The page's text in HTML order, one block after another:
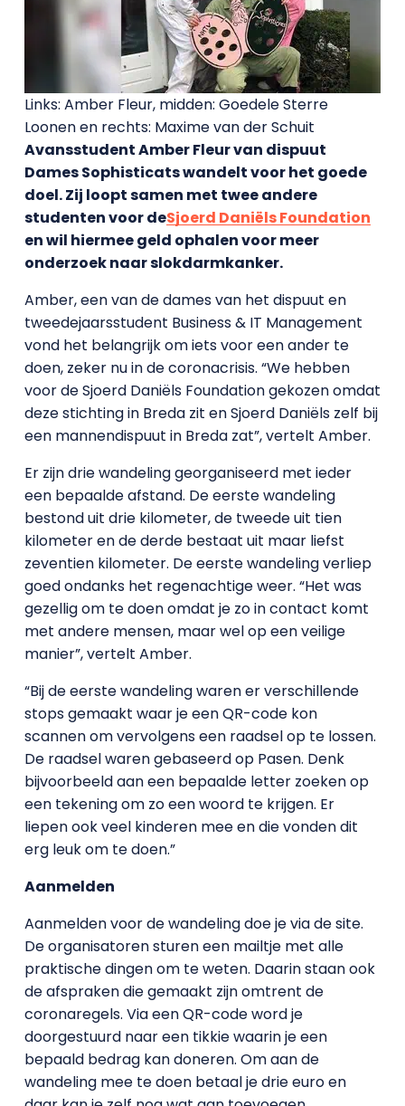
Links: Amber Fleur, midden: Goedele Sterre
Loonen en rechts: Maxime van der Schuit
Avansstudent Amber Fleur van dispuut
Dames Sophisticats wandelt voor het goede
doel. Zij loopt samen met twee andere
studenten voor deSjoerd Daniëls Foundation
en wil hiermee geld ophalen voor meer
onderzoek naar slokdarmkanker.
Amber, een van de dames van het dispuut en
tweedejaarsstudent Business & IT Management
vond het belangrijk om iets voor een ander te
doen, zeker nu in de coronacrisis. “We hebben
voor de Sjoerd Daniëls Foundation gekozen omdat
deze stichting in Breda zit en Sjoerd Daniëls zelf bij
een mannendispuut in Breda zat”, vertelt Amber.
Er zijn drie wandeling georganiseerd met ieder
een bepaalde afstand. De eerste wandeling
bestond uit drie kilometer, de tweede uit tien
kilometer en de derde bestaat uit maar liefst
zeventien kilometer. De eerste wandeling verliep
goed ondanks het regenachtige weer. “Het was
gezellig om te doen omdat je zo in contact komt
met andere mensen, maar wel op een veilige
manier”, vertelt Amber.
“Bij de eerste wandeling waren er verschillende
stops gemaakt waar je een QR-code kon
scannen om vervolgens een raadsel op te lossen.
De raadsel waren gebaseerd op Pasen. Denk
bijvoorbeeld aan een bepaalde letter zoeken op
een tekening om zo een woord te krijgen. Er
liepen ook veel kinderen mee en die vonden dit
erg leuk om te doen.”
Aanmelden
Aanmelden voor de wandeling doe je via de site.
De organisatoren sturen een mailtje met alle
praktische dingen om te weten. Daarin staan ook
de afspraken die gemaakt zijn omtrent de
coronaregels. Via een QR-code word je
doorgestuurd naar een tikkie waarin je een
bepaald bedrag kan doneren. Om aan de
wandeling mee te doen betaal je drie euro en